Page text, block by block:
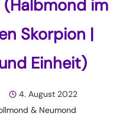
im
Skorpion |
Einheit)
4. August 2022
& Neumond